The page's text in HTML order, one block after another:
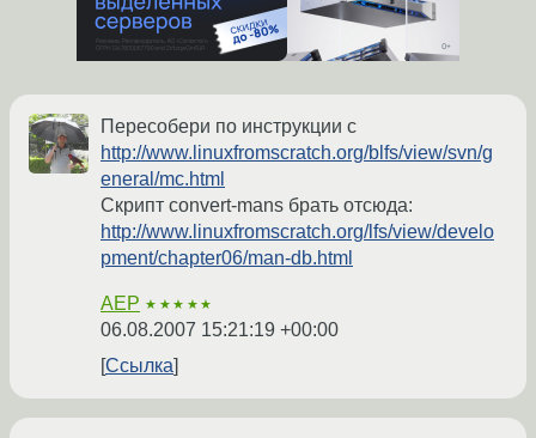
Пересобери по инструкции с
http://www.linuxfromscratch.org/blfs/view/svn/g
eneral/mc.html
Скрипт convert-mans брать отсюда:
http://www.linuxfromscratch.org/lfs/view/develo
pment/chapter06/man-db.html
AEP ★★★★★
06.08.2007 15:21:19 +00:00
Ссылка